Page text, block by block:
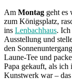
Am Montag geht es
zum Königsplatz,
ins Lenbachhaus. Ich
Ausstellung und
den
Laune-Tee und
Papa gekauft, als ich
Kunstwerk war –